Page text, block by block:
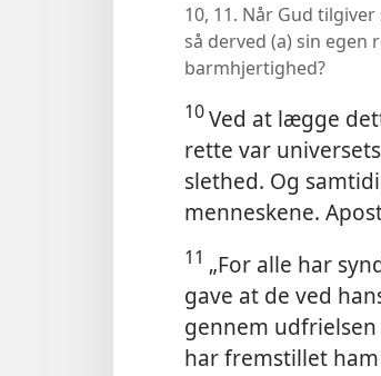
10, 11. Når Gud
så derved (a) sin
barmhjertighed?
10Ved at lægge
rette var
slethed. Og
menneskene.
11 „For alle har
gave at de ved
gennem udfrielsen
har fremstillet